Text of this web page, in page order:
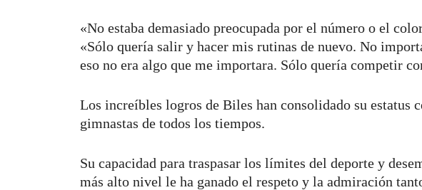
«No estaba demasiado preocupada por el número o el
«Sólo quería salir y hacer mis rutinas de nuevo. No
eso no era algo que me importara. Sólo quería competir
Los increíbles logros de Biles han consolidado su estatus
gimnastas de todos los tiempos.
Su capacidad para traspasar los límites del deporte y
más alto nivel le ha ganado el respeto y la admiración